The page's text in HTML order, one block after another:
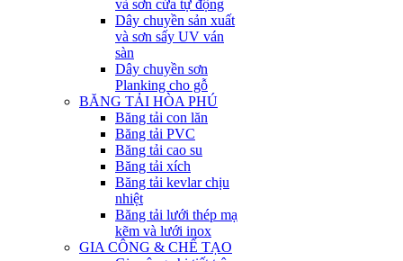
và sơn cửa tự động
Dây chuyền sản xuất
và sơn sấy UV ván
sàn
Dây chuyền sơn
Planking cho gỗ
BĂNG TẢI HÒA PHÚ
Băng tải con lăn
Băng tải PVC
Băng tải cao su
Băng tải xích
Băng tải kevlar chịu
nhiệt
Băng tải lưới thép mạ
kẽm và lưới inox
GIA CÔNG & CHẾ TẠO